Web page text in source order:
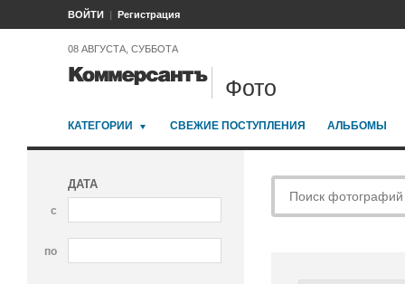
ВОЙТИ Регистрация
08 АВГУСТА, СУББОТА
Фото
КАТЕГОРИИ СВЕЖИЕ ПОСТУПЛЕНИЯ АЛЬБОМЫ
ДАТА
с
по